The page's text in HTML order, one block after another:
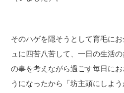
そのハゲを隠そうとして育毛に
ュに四苦八苦して、一日の生活
の事を考えながら過ごす毎日に
うになったから「坊主頭にしよ